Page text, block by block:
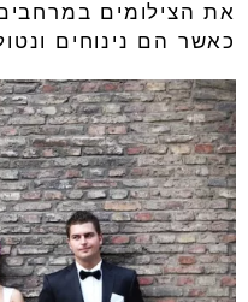
את הצילומים
כאשר הם נינוחים